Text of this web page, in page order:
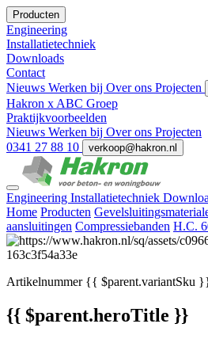
Producten
Engineering
Installatietechniek
Downloads
Contact
Nieuws Werken bij Over ons Projecten
Hakron x ABC Groep
Praktijkvoorbeelden
Nieuws Werken bij Over ons Projecten
0341 27 88 10
verkoop@hakron.nl
Engineering Installatietechniek
Home Producten
aansluitingen Compressiebanden H.C.
Artikelnummer{{ $parent.variantSku
{{ $parent.heroTitle }}